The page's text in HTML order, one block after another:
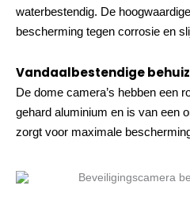
waterbestendig. De
bescherming tegen corrosie en
Vandaalbestendige
De dome camera’s hebben een
gehard aluminium en is van een
zorgt voor maximale